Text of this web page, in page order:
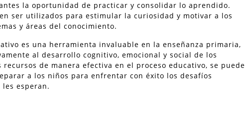
la oportunidad de practicar y consolidar lo aprendido.
ser utilizados para estimular la curiosidad y motivar a los
y áreas del conocimiento.
es una herramienta invaluable en la enseñanza primaria,
al desarrollo cognitivo, emocional y social de los
de manera efectiva en el proceso educativo, se puede
a los niños para enfrentar con éxito los desafíos
les esperan.